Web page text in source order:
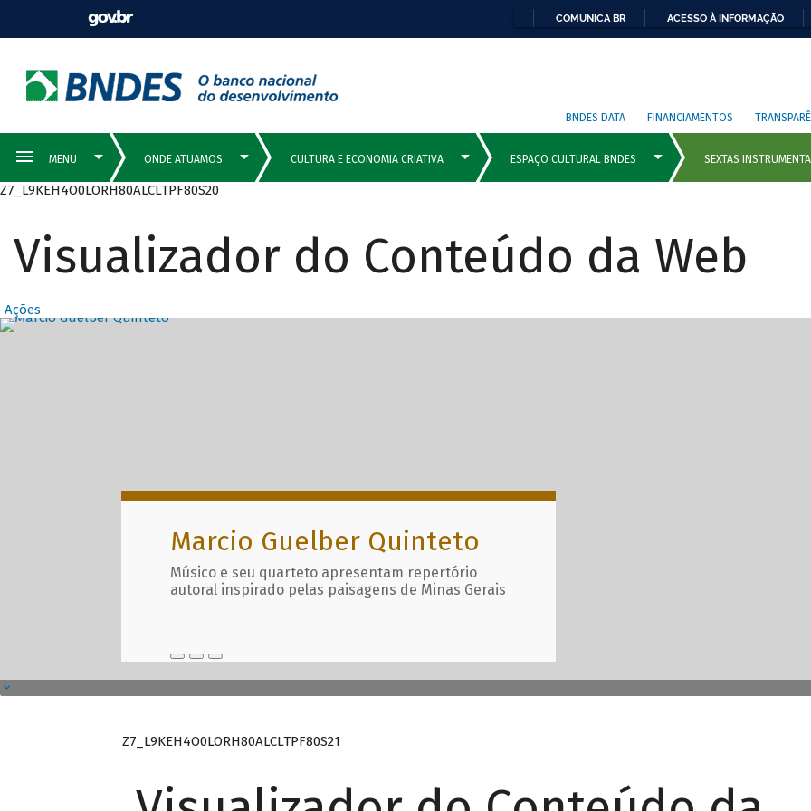
COMUNICA BR ACESSO À INFORMAÇÃO
BNDES DATA FINANCIAMENTOS
Z7_L9KEH4O0LORH80ALCLTPF80S20
Visualizador do Conteúdo da Web
Ações
Destaques Principais com
Marcio Guelber Quinteto
Músico e seu quarteto apresentam repertório
autoral inspirado pelas paisagens de Minas Gerais
Z7_L9KEH4O0LORH80ALCLTPF80S21